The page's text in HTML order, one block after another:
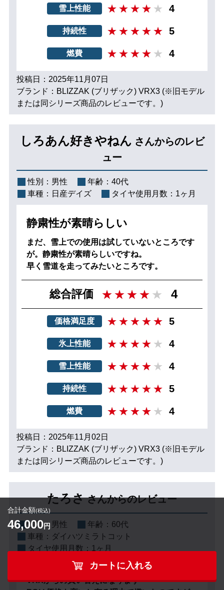
合計金額(税込)
46,000円
カートに入れる
雪上性能 4
持続性 5
燃費 4
投稿日：2025年11月07日
ブランド：BLIZZAK (ブリザック) VRX3 (※旧モデル
または同シリーズ商品のレビューです。)
しろあん好きやねん さんからのレビ
ュー
性別： 男性 年齢： 40代
車種： 日産デイズ タイヤ使用月数： 1ヶ月
静粛性が素晴らしい
まだ、雪上での使用は試していないところです
が。静粛性が素晴らしいですね。
早く雪道を走ってみたいところです。
総合評価 4
価格満足度 5
氷上性能 4
雪上性能 4
持続性 5
燃費 4
投稿日：2025年11月02日
ブランド：BLIZZAK (ブリザック) VRX3 (※旧モデル
または同シリーズ商品のレビューです。)
たろさ さんからのレビュー
性別： 男性 年齢： 60代
車種： ダイハツミラトコット
タイヤ使用月数： 1ヶ月
VRXからの買い替えになります